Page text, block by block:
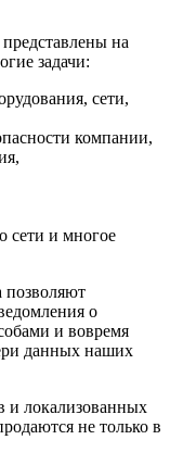
на
задачи:
сети,
компании,
сети и многое
о
и вовремя
данных наших
и локализованных
не только в